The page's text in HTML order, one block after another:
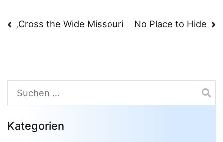
Beitragsnavigation
‚Cross the Wide Missouri No Place to Hide
Suchen
nach:
Kategorien